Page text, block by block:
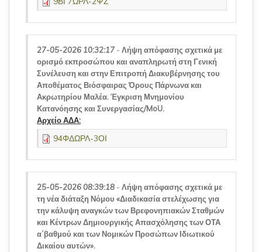
27-05-2026 10:32:17 - Λήψη απόφασης σχετικά με
ορισμό εκπροσώπου και αναπληρωτή στη Γενική
Συνέλευση και στην Επιτροπή Διακυβέρνησης του
Αποθέματος Βιόσφαιρας Όρους Πάρνωνα και
Ακρωτηρίου Μαλέα. Έγκριση Μνημονίου
Κατανόησης και Συνεργασίας/MoU.
Αρχείο ΑΔΑ:
94ΦΔΩΡΛ-3ΟΙ
25-05-2026 08:39:18 - Λήψη απόφασης σχετικά με
τη νέα διάταξη Νόμου «Διαδικασία στελέχωσης για
την κάλυψη αναγκών των Βρεφονηπιακών Σταθμών
και Κέντρων Δημιουργικής Απασχόλησης των ΟΤΑ
α΄βαθμού και των Νομικών Προσώπων Ιδιωτικού
Δικαίου αυτών».